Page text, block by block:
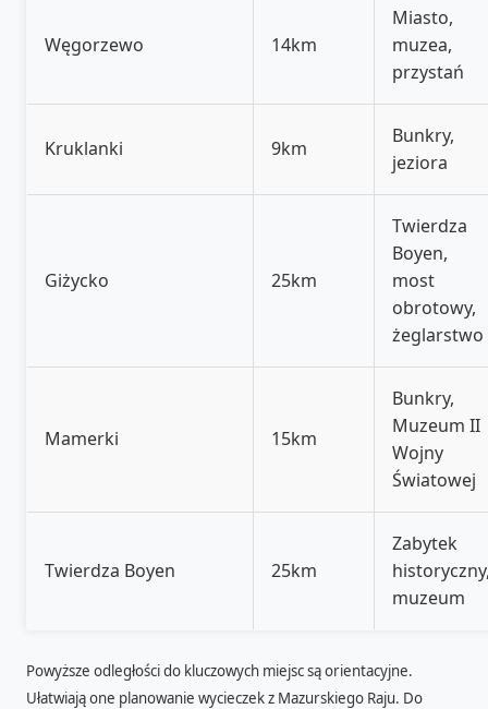
Węgorzewo 14km
Miasto,
muzea,
przystań
Kruklanki 9km
Bunkry,
jeziora
Giżycko 25km
Twierdza
Boyen,
most
obrotowy,
żeglarstwo
Mamerki 15km
Bunkry,
Muzeum II
Wojny
Światowej
Twierdza Boyen 25km
Zabytek
muzeum
Powyższe odległości do kluczowych miejsc są orientacyjne.
Ułatwiają one planowanie wycieczek z Mazurskiego Raju. Do